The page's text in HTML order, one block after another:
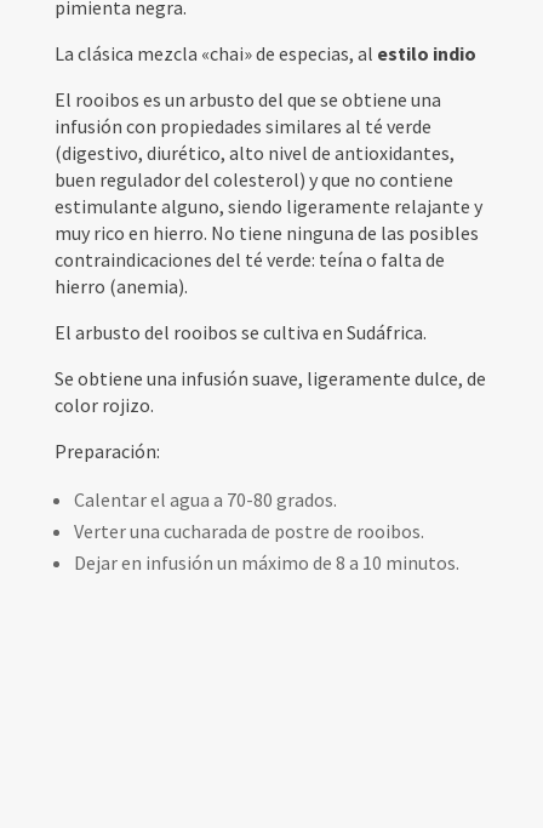
pimienta negra.
La clásica mezcla «chai» de especias, al estilo indio
El rooibos es un arbusto del que se obtiene una
infusión con propiedades similares al té verde
(digestivo, diurético, alto nivel de antioxidantes,
buen regulador del colesterol) y que no contiene
estimulante alguno, siendo ligeramente relajante y
muy rico en hierro. No tiene ninguna de las posibles
contraindicaciones del té verde: teína o falta de
hierro (anemia).
El arbusto del rooibos se cultiva en Sudáfrica.
Se obtiene una infusión suave, ligeramente dulce, de
color rojizo.
Preparación:
Calentar el agua a 70-80 grados.
Verter una cucharada de postre de rooibos.
Dejar en infusión un máximo de 8 a 10 minutos.